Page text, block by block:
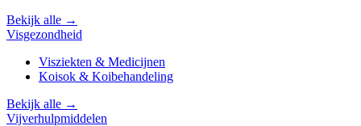
Bekijk alle →
Visgezondheid
Visziekten & Medicijnen
Koisok & Koibehandeling
Bekijk alle →
Vijverhulpmiddelen